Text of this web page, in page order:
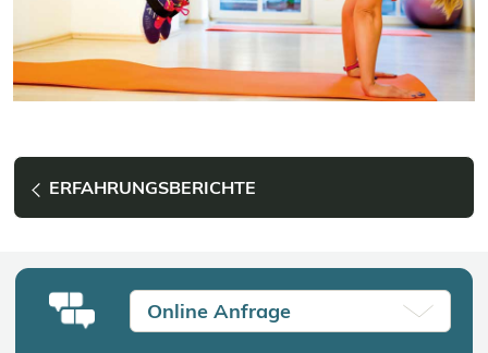
ERFAHRUNGSBERICHTE
Online Anfrage